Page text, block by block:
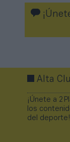
Alta
¡Únete a
los
del deporte!